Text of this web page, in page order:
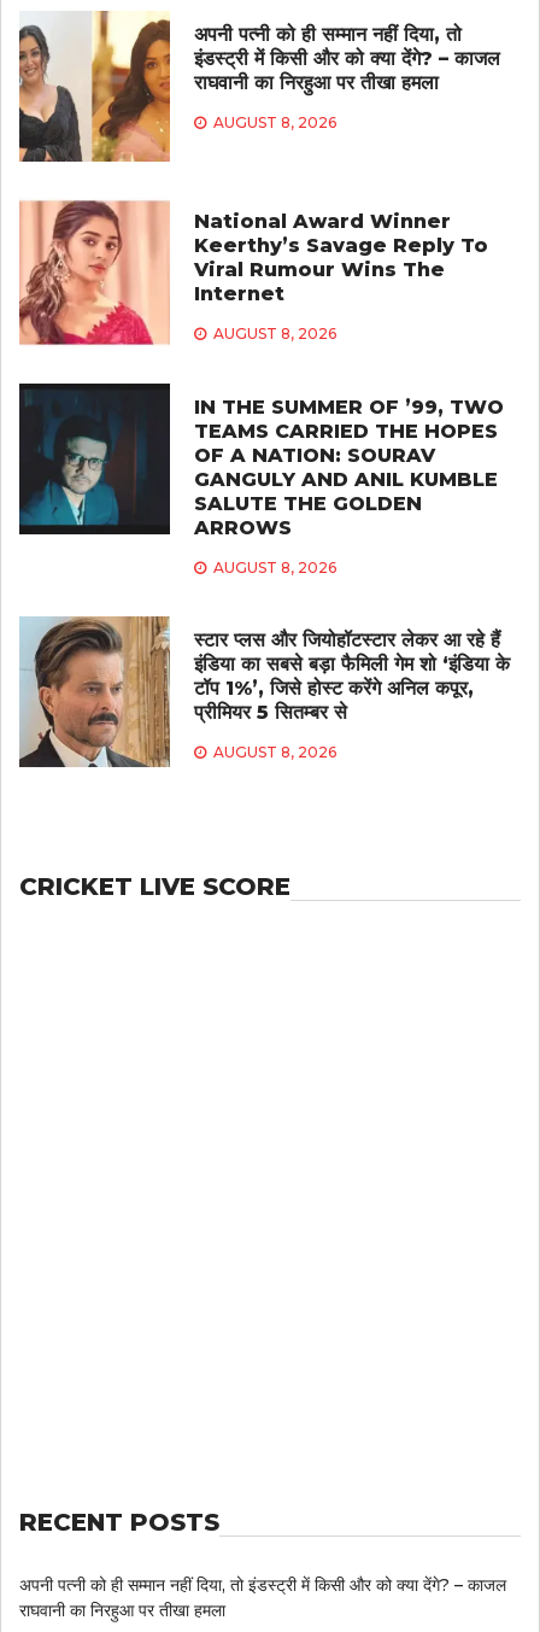
अपनी पत्नी को ही सम्मान नहीं दिया, तो
इंडस्ट्री में किसी और को क्या देंगे? – काजल
राघवानी का निरहुआ पर तीखा हमला
AUGUST 8, 2026
National Award Winner
Keerthy’s Savage Reply To
Viral Rumour Wins The
Internet
AUGUST 8, 2026
IN THE SUMMER OF ’99, TWO
TEAMS CARRIED THE HOPES
OF A NATION: SOURAV
GANGULY AND ANIL KUMBLE
SALUTE THE GOLDEN
ARROWS
AUGUST 8, 2026
स्टार प्लस और जियोहॉटस्टार लेकर आ रहे हैं
इंडिया का सबसे बड़ा फैमिली गेम शो ‘इंडिया के
टॉप 1%’, जिसे होस्ट करेंगे अनिल कपूर,
प्रीमियर 5 सितम्बर से
AUGUST 8, 2026
CRICKET LIVE SCORE
RECENT POSTS
अपनी पत्नी को ही सम्मान नहीं दिया, तो इंडस्ट्री में किसी और को क्या देंगे? – काजल
राघवानी का निरहुआ पर तीखा हमला